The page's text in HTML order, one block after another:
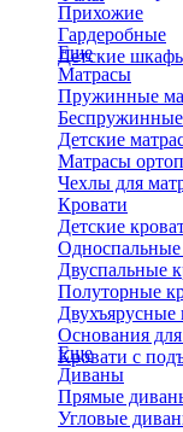
Прихожие
Гардеробные
Детские
Еще
Матрасы
Пружинные
Детские
Матрасы
Чехлы для
Кровати
Детские
Односпальные
Двуспальные
Полуторные
Двухъярусные
Основания
Кровати с
Еще
Диваны
Прямые
Угловые